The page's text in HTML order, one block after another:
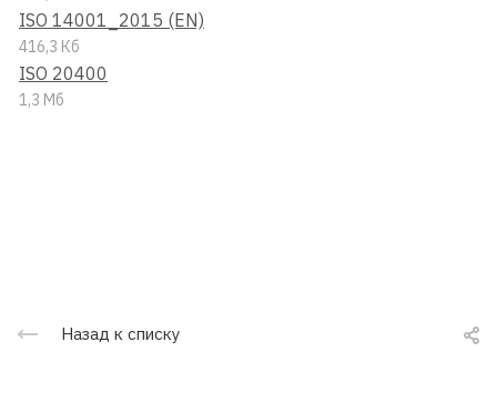
ISO 14001_2015 (EN)
416,3 Кб
ISO 20400
1,3 Мб
Назад к списку